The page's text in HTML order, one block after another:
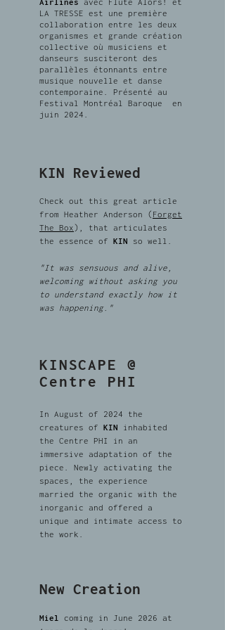
LA TRESSE est une première
collaboration entre les deux
organismes et grande création
collective où musiciens et
danseurs susciteront des
parallèles étonnants entre
musique nouvelle et danse
contemporaine. Présenté au
Festival Montréal Baroque en
juin 2024.
KIN Reviewed
Check out this great article
from Heather Anderson ( Forget
The Box), that articulates
the essence of KIN so well.
"It was sensuous and alive,
welcoming without asking you
to understand exactly how it
was happening."
KINSCAPE @
Centre PHI
In August of 2024 the
creatures of KIN inhabited
the Centre PHI in an
immersive adaptation of the
piece. Newly activating the
spaces, the experience
married the organic with the
inorganic and offered a
unique and intimate access to
the work.
New Creation
Miel
coming in June 2026 at